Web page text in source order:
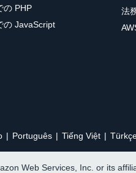
の PHP
の JavaScript
法
Português Tiếng Việt
Web Services, Inc. or its